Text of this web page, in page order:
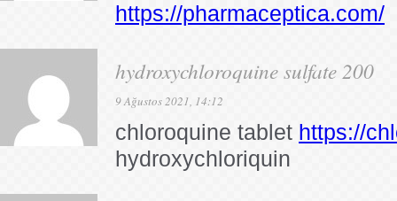
https://pharmaceptica.com/
hydroxychloroquine sulfate 200
9 Ağustos 2021, 14:12
chloroquine tablet https://
hydroxychloriquin